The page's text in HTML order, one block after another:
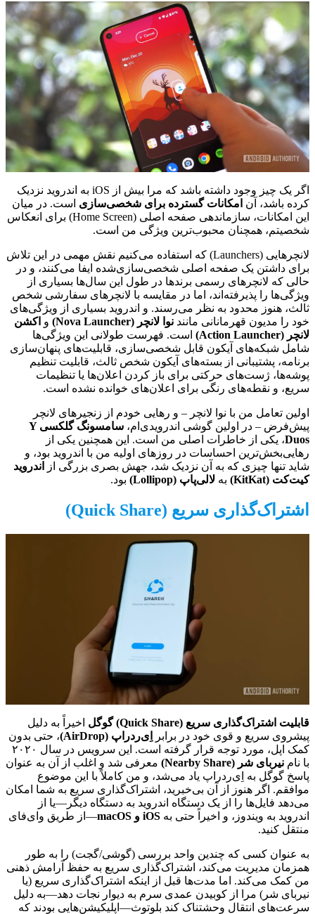
اگر یک چیز وجود داشته باشد که مرا بیش از iOS به اندروید نزدیک
کرده باشد، آن امکانات گسترده برای شخصی‌سازی است. در میان
این امکانات، سازماندهی صفحه اصلی (Home Screen) برای انعکاس
شخصیتم، همچنان محبوب‌ترین ویژگی من است.
لانچرهایی (Launchers) که استفاده می‌کنیم نقش مهمی در این تلاش
برای داشتن یک صفحه اصلی شخصی‌سازی‌شده ایفا می‌کنند، و در
حالی که لانچرهای رسمی برندها در طول این سال‌ها بسیاری از
ویژگی‌ها را پذیرفته‌اند، اما در مقایسه با لانچرهای سفارشی شخص
ثالث، هنوز محدود به نظر می‌رسند. و اندروید بسیاری از ویژگی‌های
خود را مدیون قهرمانانی مانند نوا لانچر (Nova Launcher) و اکشن
لانچر (Action Launcher)
است. فهرست طولانی این ویژگی‌ها
شامل شبکه‌های آیکون قابل شخصی‌سازی، قابلیت‌های پنهان‌سازی
برنامه، پشتیبانی از بسته‌های آیکون شخص ثالث، قابلیت تنظیم
پوشه‌ها، ژست‌های حرکتی برای باز کردن اعلان‌ها یا تنظیمات
سریع، و نقطه‌های رنگی برای اعلان‌های خوانده نشده است.
اولین تعامل من با نوا لانچر – و رهایی خودم از زنجیرهای لانچر
پیش‌فرض – در اولین گوشی اندرویدی‌ام،
سامسونگ گلکسی Y
Duos، یکی از خاطرات اصلی من است. این همچنین یکی از
رهایی‌بخش‌ترین احساسات در روزهای اولیه من با اندروید بود، و
شاید تنها چیزی که به آن نزدیک شد، جهش بصری بزرگی از
اندروید
کیت‌کت (KitKat)
به لالی‌پاپ (Lollipop) بود.
اشتراک‌گذاری سریع (Quick Share)
قابلیت اشتراک‌گذاری سریع (Quick Share) گوگل
اخیراً به دلیل
پیشروی سریع و قوی خود در برابر
اِی‌ردراپ (AirDrop)
، حتی بدون
کمک اپل، مورد توجه قرار گرفته است. این سرویس در سال ۲۰۲۰
با نام نیربای شر (Nearby Share)
معرفی شد و اغلب از آن به عنوان
پاسخ گوگل به اِی‌ردراپ یاد می‌شد، و من کاملاً با این موضوع
موافقم. اگر هنوز از آن بی‌خبرید، اشتراک‌گذاری سریع به شما امکان
می‌دهد فایل‌ها را از یک دستگاه اندروید به دستگاه دیگر—یا از
اندروید به ویندوز، و اخیراً حتی به iOS و macOS
—از طریق وای‌فای
منتقل کنید.
به عنوان کسی که چندین واحد بررسی (گوشی/گجت) را به طور
همزمان مدیریت می‌کند، اشتراک‌گذاری سریع به حفظ آرامش ذهنی
من کمک می‌کند. اما مدت‌ها قبل از اینکه اشتراک‌گذاری سریع (یا
نیربای شر) مرا از کوبیدن عمدی سرم به دیوار نجات دهد—به دلیل
سرعت‌های انتقال وحشتناک کند بلوتوث—اپلیکیشن‌هایی بودند که